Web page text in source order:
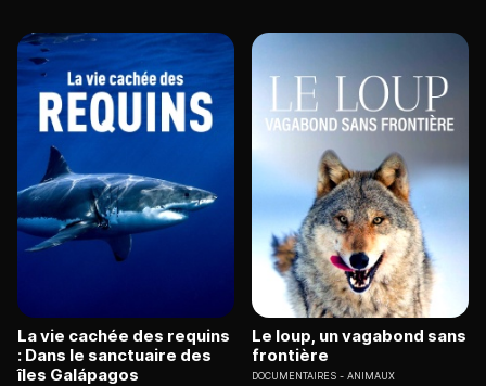
La vie cachée des requins
: Dans le sanctuaire des
îles Galápagos
Le loup, un vagabond sans
frontière
DOCUMENTAIRES ANIMAUX